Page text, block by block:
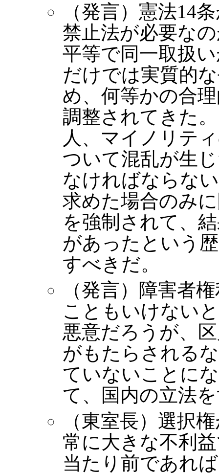
（発言）憲法14
禁止法が必要な
平等で同一取扱
だけでは実質的
め、何等かの合
調整されてきた
人、マイノリテ
ついて混乱が生
なければならな
求めた場合のみ
を強制されて、
があったという
すべきだ。
（発言）障害者
こともいけない
悪意だろうが、
がもたらされる
ていないことに
て、国内の立法
（東室長）選択
常に大きな不利
当たり前であれ